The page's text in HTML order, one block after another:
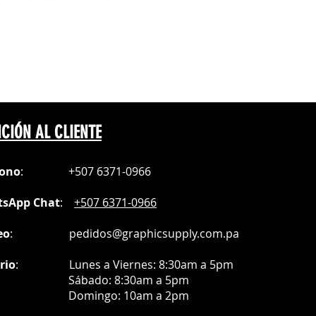
en superficies de silicon💔
AL CLIENTE
: +507 6371-0966
Chat: +507 6371-0966
: pedidos@graphicsupply.com.pa
: Lunes a Viernes: 8:30am a 5pm
: 8:30am a 5pm
10am a 2pm